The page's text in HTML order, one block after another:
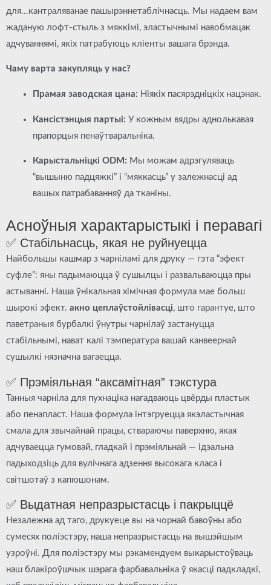
для...кантраляванае пашырэннетаблічнасць. Мы надаем вам
жаданую лофт-стыль з мяккімі, эластычнымі навобмацак
адчуваннямі, якіх патрабуюць кліенты вашага брэнда.
Чаму варта закупляць у нас?
Прамая заводская цана: Ніякіх пасярэдніцкіх нацэнак.
Кансістэнцыя партыі: У кожным вядры аднолькавая
прапорцыя пенаўтваральніка.
Карыстальніцкі ODM: Мы можам адрэгуляваць
“вышыню падцяжкі” і “мяккасць” у залежнасці ад
вашых патрабаванняў да тканіны.
Асноўныя характарыстыкі і перавагі
✅ Стабільнасць, якая не руйнуецца
Найбольшы кашмар з чарніламі для друку — гэта “эфект
суфле”: яны падымаюцца ў сушылцы і развальваюцца пры
астыванні. Наша ўнікальная хімічная формула мае больш
шырокі эфект. акно цеплаўстойлівасці, што гарантуе, што
паветраныя бурбалкі ўнутры чарнілаў застануцца
стабільнымі, нават калі тэмпература вашай канвеернай
сушылкі нязначна вагаецца.
✅ Прэміяльная “аксамітная” тэкстура
Танныя чарніла для пухнаціка нагадваюць цвёрды пластык
або пенапласт. Наша формула інтэгруецца якэластычная
смала для звычайнай працы, ствараючы паверхню, якая
адчуваецца гумовай, гладкай і прэміяльнай — ідэальна
падыходзіць для вулічнага адзення высокага класа і
світшотаў з капюшонам.
✅ Выдатная непразрыстасць і пакрыццё
Незалежна ад таго, друкуеце вы на чорнай бавоўны або
сумесях поліэстэру, наша непразрыстасць на вышэйшым
узроўні. Для поліэстэру мы рэкамендуем выкарыстоўваць
наш блакіроўшчык шэрага фарбавальніка ў якасці падкладкі,